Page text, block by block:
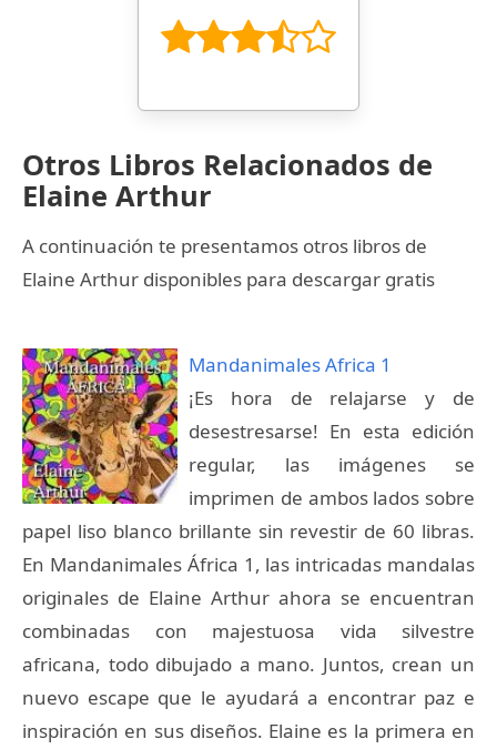
Otros Libros Relacionados de
Elaine Arthur
A continuación te presentamos otros libros de
Elaine Arthur disponibles para descargar gratis
Mandanimales Africa 1
¡Es hora de relajarse y de
desestresarse! En esta edición
regular, las imágenes se
imprimen de ambos lados sobre
papel liso blanco brillante sin revestir de 60 libras.
En Mandanimales África 1, las intricadas mandalas
originales de Elaine Arthur ahora se encuentran
combinadas con majestuosa vida silvestre
africana, todo dibujado a mano. Juntos, crean un
nuevo escape que le ayudará a encontrar paz e
inspiración en sus diseños. Elaine es la primera en